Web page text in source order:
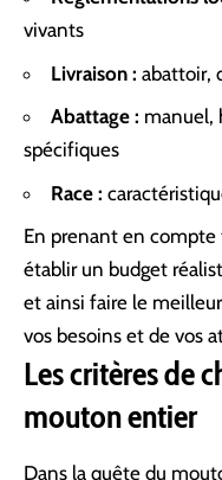
vivants
Livraison : abattoir,
Abattage : manuel,
spécifiques
Race :
En prenant en compte
établir un budget
et ainsi faire le
vos besoins et de vos
Les critères de
mouton entier
Dans la quête du